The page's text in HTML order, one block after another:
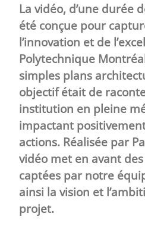
La vidéo, d’une durée
été conçue pour
l’innovation et de
Polytechnique
simples plans
objectif était de
institution en pleine
impactant
actions. Réalisée par
vidéo met en avant
captées par notre
ainsi la vision et
projet.